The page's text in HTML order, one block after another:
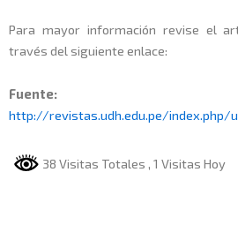
Para mayor información revise el
través del siguiente enlace:
Fuente:
http://revistas.udh.edu.pe/
38 Visitas Totales , 1 Visitas Hoy